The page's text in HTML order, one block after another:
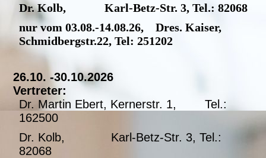
Dr. Kolb,Karl-Betz-Str. 3, Tel.: 82068
nur vom 03.08.-14.08.26,
Dres. Kaiser,
Schmidbergstr.22, Tel: 251202
26.10. -30.10.2026
Vertreter:
Dr. Martin Ebert, Kernerstr. 1, Tel.:
162500
Dr. Kolb, Karl-Betz-Str. 3, Tel.:
82068